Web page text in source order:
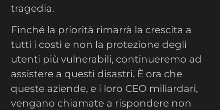
tragedia.
Finché la priorità rimarrà la crescita a
tutti i costi e non la protezione degli
utenti più vulnerabili, continueremo ad
assistere a questi disastri. È ora che
queste aziende, e i loro CEO miliardari,
vengano chiamate a rispondere non